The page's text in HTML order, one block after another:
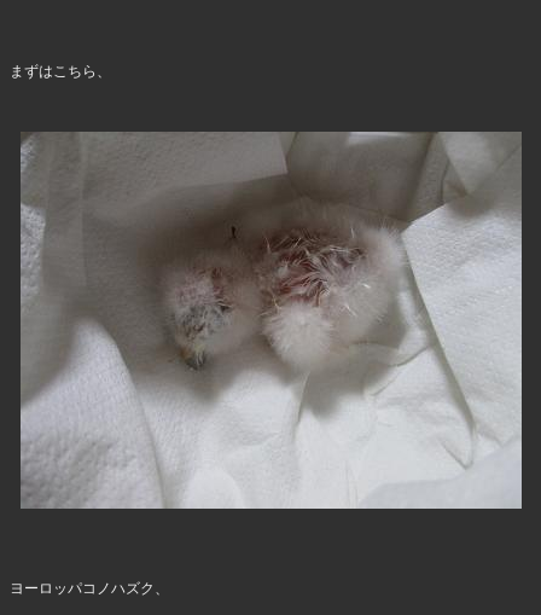
まずはこちら、
ヨーロッパコノハズク、